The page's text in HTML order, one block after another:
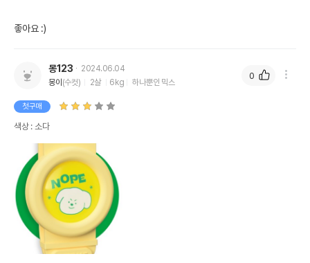
좋아요 :)
몽123
2024.06.04
몽이 (수컷) 2살 6kg 하나뿐인 믹스
첫구매
색상 : 소다
0